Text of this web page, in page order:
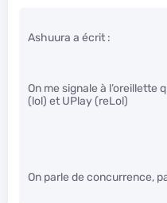
Ashuura a écrit :
On me signale à l’oreillette
(lol) et UPlay (reLol)
On parle de concurrence,